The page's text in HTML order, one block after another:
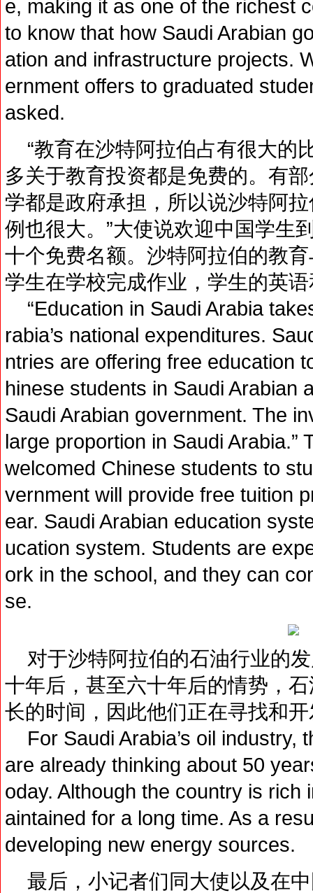
e, making it as one of the richest
to know that how Saudi Arabian
ation and infrastructure projects.
ernment offers to graduated
asked.
“教育在沙特阿拉伯占有很大的
多关于教育投资都是免费的。有
学都是政府承担，所以说沙特阿
例也很大。”大使说欢迎中国学生
十个免费名额。沙特阿拉伯的教
学生在学校完成作业，学生的英
“Education in Saudi Arabia
rabia’s national expenditures.
ntries are offering free education
hinese students in Saudi Arabian
Saudi Arabian government. The
large proportion in Saudi Arabia.”
welcomed Chinese students to
vernment will provide free tuition
ear. Saudi Arabian education
ucation system. Students are
ork in the school, and they can
se.
对于沙特阿拉伯的石油行业的
十年后，甚至六十年后的情势，
长的时间，因此他们正在寻找和
For Saudi Arabia’s oil industry,
are already thinking about 50
oday. Although the country is
aintained for a long time. As a
developing new energy sources.
最后，小记者们同大使以及在